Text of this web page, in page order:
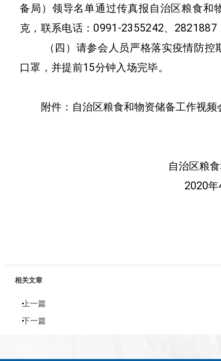
备局）领导名单通过传真报自治区粮食和
克，联系电话： 0991-2355242、 2821887
（四）请参会人员严格落实疫情防
口罩，并提前15分钟入场完毕。
附件：自治区粮食和物资储备工作视频
自治区粮
2020年
相关文章
上一篇
下一篇